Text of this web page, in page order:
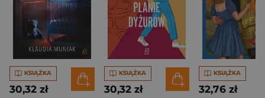
KSIĄŻKA
30,32 zł
KSIĄŻKA
30,32 zł
KSIĄŻKA
32,76 zł